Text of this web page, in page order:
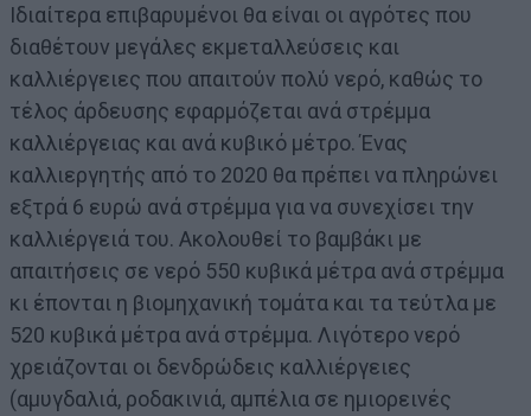
Ιδιαίτερα επιβαρυμένοι θα είναι οι αγρότες που
διαθέτουν μεγάλες εκμεταλλεύσεις και
καλλιέργειες που απαιτούν πολύ νερό, καθώς το
τέλος άρδευσης εφαρμόζεται ανά στρέμμα
καλλιέργειας και ανά κυβικό μέτρο. Ένας
καλλιεργητής από το 2020 θα πρέπει να πληρώνει
εξτρά 6 ευρώ ανά στρέμμα για να συνεχίσει την
καλλιέργειά του. Ακολουθεί το βαμβάκι με
απαιτήσεις σε νερό 550 κυβικά μέτρα ανά στρέμμα
κι έπονται η βιομηχανική τομάτα και τα τεύτλα με
520 κυβικά μέτρα ανά στρέμμα. Λιγότερο νερό
χρειάζονται οι δενδρώδεις καλλιέργειες
(αμυγδαλιά, ροδακινιά, αμπέλια σε ημιορεινές